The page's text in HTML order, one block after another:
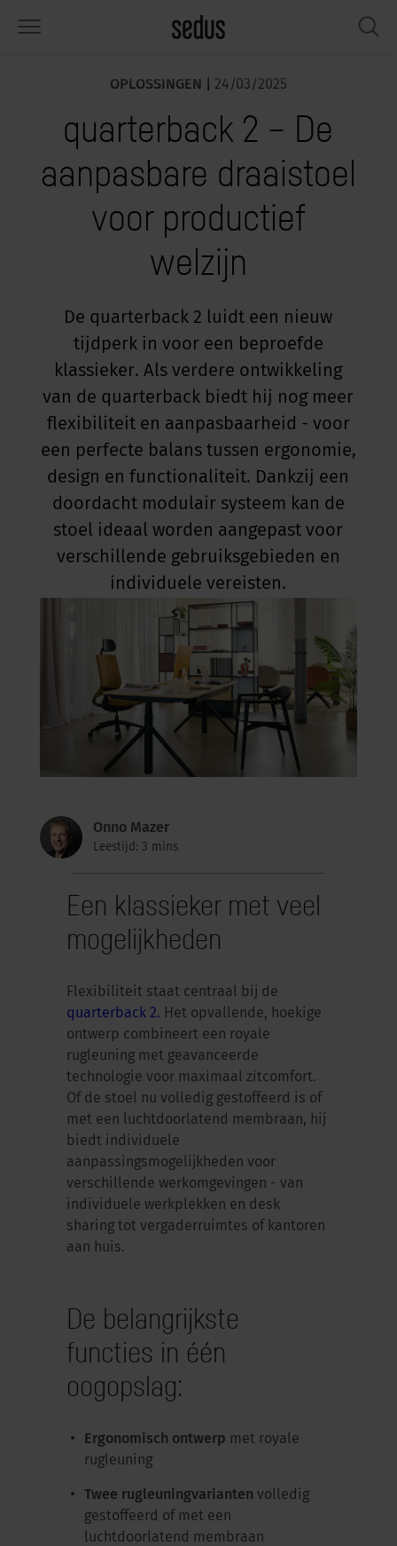
tools & accessoires
gezocht? voor Werkcafé &
Monitor "Sedus INSIGHTS"
"Sedus Solutions"
op kantoor
bij Sedus
& Feiten
OPLOSSINGEN | 24/03/2025
quarterback 2 – De
aanpasbare draaistoel
voor productief
welzijn
De quarterback 2 luidt een nieuw
tijdperk in voor een beproefde
klassieker. Als verdere ontwikkeling
van de quarterback biedt hij nog meer
flexibiliteit en aanpasbaarheid - voor
een perfecte balans tussen ergonomie,
design en functionaliteit. Dankzij een
doordacht modulair systeem kan de
stoel ideaal worden aangepast voor
verschillende gebruiksgebieden en
individuele vereisten.
Onno Mazer
Leestijd: 3 mins
Een klassieker met veel
mogelijkheden
Flexibiliteit staat centraal bij de
quarterback 2. Het opvallende, hoekige
ontwerp combineert een royale
rugleuning met geavanceerde
technologie voor maximaal zitcomfort.
Of de stoel nu volledig gestoffeerd is of
met een luchtdoorlatend membraan, hij
biedt individuele
aanpassingsmogelijkheden voor
verschillende werkomgevingen - van
individuele werkplekken en desk
sharing tot vergaderruimtes of kantoren
aan huis.
De belangrijkste
functies in één
oogopslag:
Ergonomisch ontwerp met royale
rugleuning
Twee rugleuningvarianten volledig
gestoffeerd of met een
luchtdoorlatend membraan